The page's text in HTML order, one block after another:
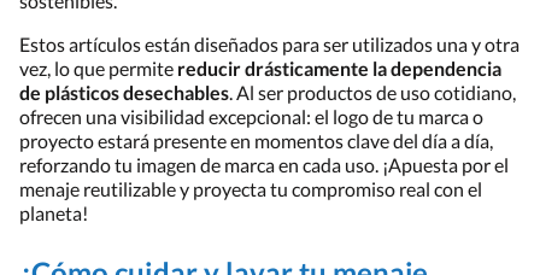
Estos artículos están diseñados para ser utilizados una y otra
vez, lo que permite reducir drásticamente la dependencia
de plásticos desechables. Al ser productos de uso cotidiano,
ofrecen una visibilidad excepcional: el logo de tu marca o
proyecto estará presente en momentos clave del día a día,
reforzando tu imagen de marca en cada uso. ¡Apuesta por el
menaje reutilizable y proyecta tu compromiso real con el
planeta!